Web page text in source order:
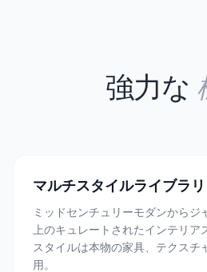
強力な
マルチスタイルライブラリ
ミッドセンチュリーモダンからジ
上のキュレートされたインテリ
スタイルは本物の家具、テクスチ
用。